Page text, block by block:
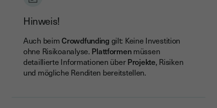
Hinweis!
Auch beimCrowdfunding gilt: Keine Investition
ohne Risikoanalyse. Plattformenmüssen
detaillierte Informationen überProjekte, Risiken
und mögliche Renditen bereitstellen.